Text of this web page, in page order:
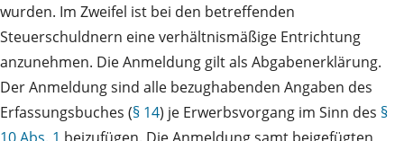
wurden. Im Zweifel ist bei den betreffenden
Steuerschuldnern eine verhältnismäßige Entrichtung
anzunehmen. Die Anmeldung gilt als Abgabenerklärung.
Der Anmeldung sind alle bezughabenden Angaben des
Erfassungsbuches (§ 14) je Erwerbsvorgang im Sinn des §